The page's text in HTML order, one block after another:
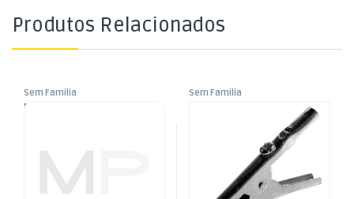
Produtos Relacionados
Sem Familia
Manga Termoretráctil
Sem Familia
Pinça Crocodilo – Metálica